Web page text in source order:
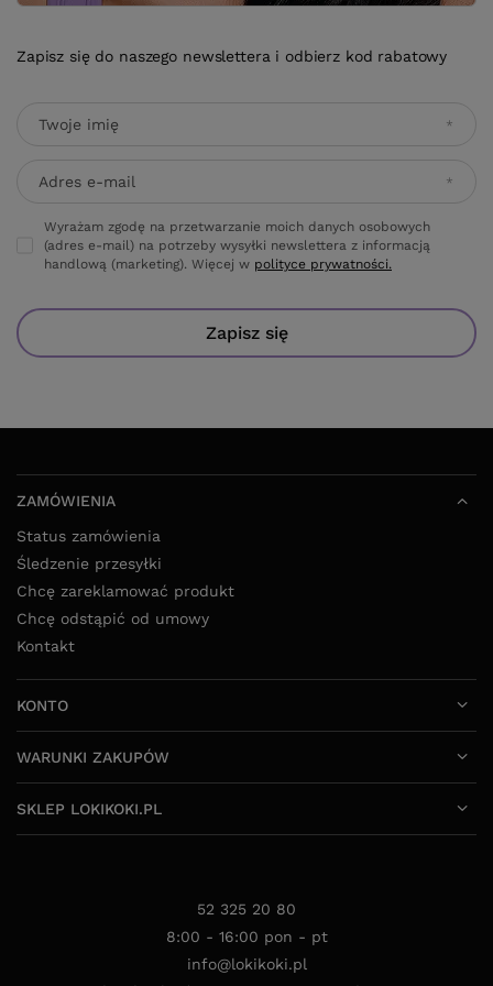
Zapisz się do naszego newslettera i odbierz kod rabatowy
Twoje imię
Adres e-mail
Wyrażam zgodę na przetwarzanie moich danych osobowych
(adres e-mail) na potrzeby wysyłki newslettera z informacją
handlową (marketing). Więcej w polityce prywatności.
Zapisz się
ZAMÓWIENIA
Status zamówienia
Śledzenie przesyłki
Chcę zareklamować produkt
Chcę odstąpić od umowy
Kontakt
KONTO
WARUNKI ZAKUPÓW
SKLEP LOKIKOKI.PL
52 325 20 80
8:00 - 16:00 pon - pt
info@lokikoki.pl